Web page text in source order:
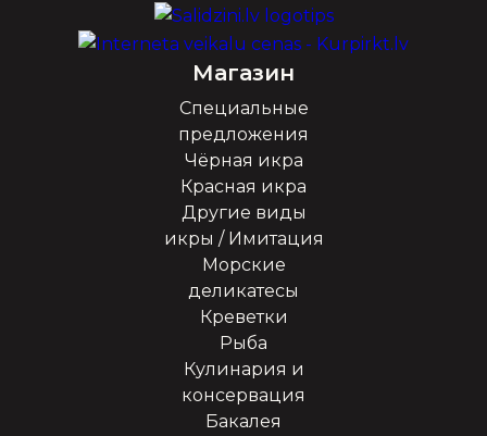
Магазин
Специальные
предложения
Чёрная икра
Красная икра
Другие виды
икры / Имитация
Морские
деликатесы
Креветки
Рыба
Кулинария и
консервация
Бакалея